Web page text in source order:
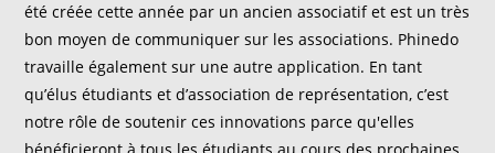
été créée cette année par un ancien associatif et est un très
bon moyen de communiquer sur les associations. Phinedo
travaille également sur une autre application. En tant
qu’élus étudiants et d’association de représentation, c’est
notre rôle de soutenir ces innovations parce qu'elles